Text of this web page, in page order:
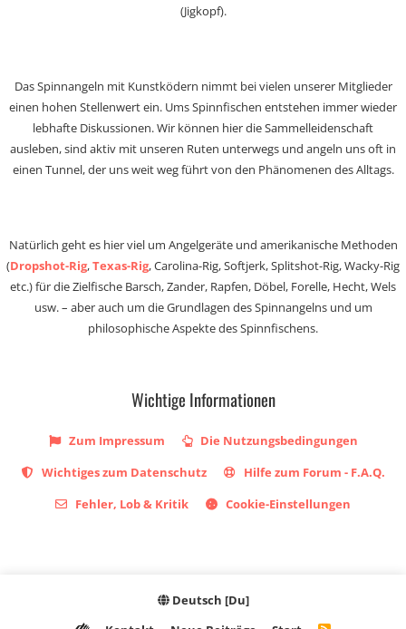
(Jigkopf).
Das Spinnangeln mit Kunstködern nimmt bei vielen unserer Mitglieder
einen hohen Stellenwert ein. Ums Spinnfischen entstehen immer wieder
lebhafte Diskussionen. Wir können hier die Sammelleidenschaft
ausleben, sind aktiv mit unseren Ruten unterwegs und angeln uns oft in
einen Tunnel, der uns weit weg führt von den Phänomenen des Alltags.
Natürlich geht es hier viel um Angelgeräte und amerikanische Methoden
(Dropshot-Rig,Texas-Rig, Carolina-Rig, Softjerk, Splitshot-Rig, Wacky-Rig
etc.) für die Zielfische Barsch, Zander, Rapfen, Döbel, Forelle, Hecht, Wels
usw. – aber auch um die Grundlagen des Spinnangelns und um
philosophische Aspekte des Spinnfischens.
Wichtige Informationen
Zum Impressum
Die Nutzungsbedingungen
Wichtiges zum Datenschutz
Hilfe zum Forum - F.A.Q.
Fehler, Lob & Kritik
Cookie-Einstellungen
Deutsch [Du]